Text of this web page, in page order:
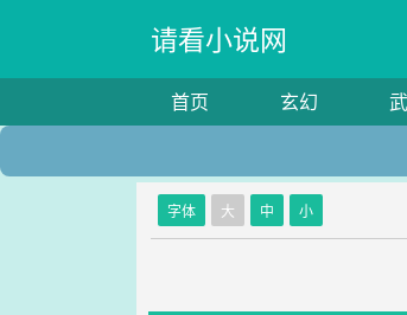
请看小说网
首页 玄幻
字体 大 中 小